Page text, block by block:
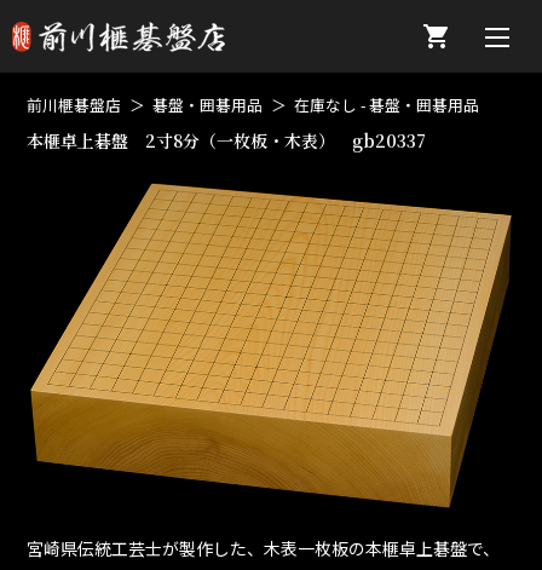
前川榧碁盤店 碁盤・囲碁用品 在庫なし - 碁盤・囲碁用品
本榧卓上碁盤 2寸8分（一枚板・木表） gb20337
宮崎県伝統工芸士が製作した、木表一枚板の本榧卓上碁盤で、